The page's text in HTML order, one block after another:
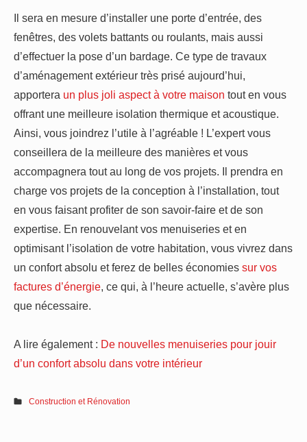
Il sera en mesure d’installer une porte d’entrée, des
fenêtres, des volets battants ou roulants, mais aussi
d’effectuer la pose d’un bardage. Ce type de travaux
d’aménagement extérieur très prisé aujourd’hui,
apportera un plus joli aspect à votre maison tout en vous
offrant une meilleure isolation thermique et acoustique.
Ainsi, vous joindrez l’utile à l’agréable ! L’expert vous
conseillera de la meilleure des manières et vous
accompagnera tout au long de vos projets. Il prendra en
charge vos projets de la conception à l’installation, tout
en vous faisant profiter de son savoir-faire et de son
expertise. En renouvelant vos menuiseries et en
optimisant l’isolation de votre habitation, vous vivrez dans
un confort absolu et ferez de belles économies sur vos
factures d’énergie, ce qui, à l’heure actuelle, s’avère plus
que nécessaire.
A lire également : De nouvelles menuiseries pour jouir
d’un confort absolu dans votre intérieur
Construction et Rénovation